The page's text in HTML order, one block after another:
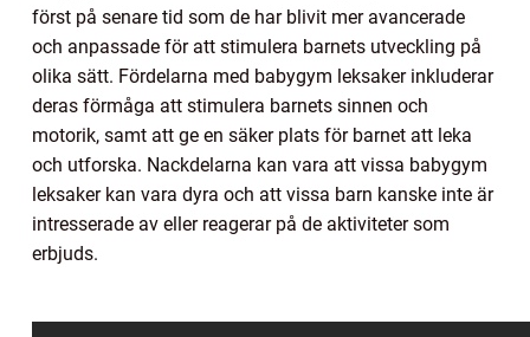
först på senare tid som de har blivit mer avancerade
och anpassade för att stimulera barnets utveckling på
olika sätt. Fördelarna med babygym leksaker inkluderar
deras förmåga att stimulera barnets sinnen och
motorik, samt att ge en säker plats för barnet att leka
och utforska. Nackdelarna kan vara att vissa babygym
leksaker kan vara dyra och att vissa barn kanske inte är
intresserade av eller reagerar på de aktiviteter som
erbjuds.